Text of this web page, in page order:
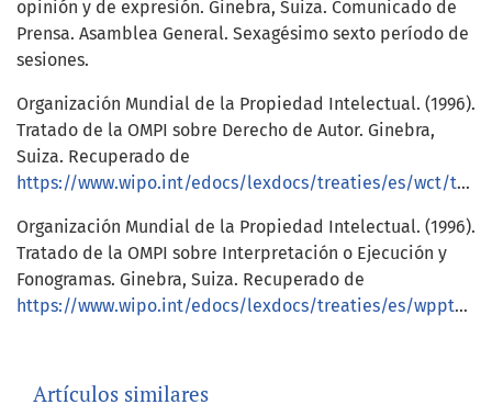
opinión y de expresión. Ginebra, Suiza. Comunicado de
Prensa. Asamblea General. Sexagésimo sexto período de
sesiones.
Organización Mundial de la Propiedad Intelectual. (1996).
Tratado de la OMPI sobre Derecho de Autor. Ginebra,
Suiza. Recuperado de
https://www.wipo.int/edocs/lexdocs/treaties/es/wct/trt_wct_001es.pdf
Organización Mundial de la Propiedad Intelectual. (1996).
Tratado de la OMPI sobre Interpretación o Ejecución y
Fonogramas. Ginebra, Suiza. Recuperado de
https://www.wipo.int/edocs/lexdocs/treaties/es/wppt/trt_wppt_001es.pdf
Artículos similares